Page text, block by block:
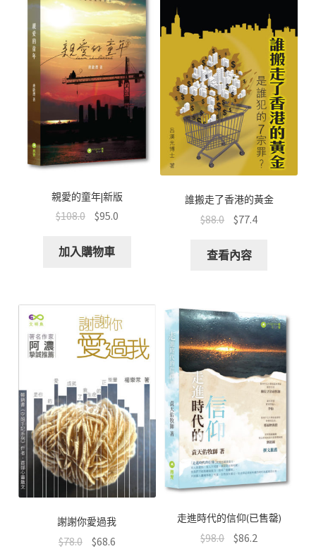
親愛的童年|新版
$108.0 $95.0
加入購物車
誰搬走了香港的黃金
$88.0 $77.4
查看內容
謝謝你愛過我
$78.0 $68.6
走進時代的信仰(已售罄)
$98.0 $86.2